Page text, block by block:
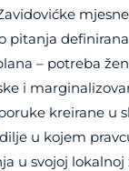
pitanja
– potreba
i
kreirane u
u kojem
u svojoj lokalnoj